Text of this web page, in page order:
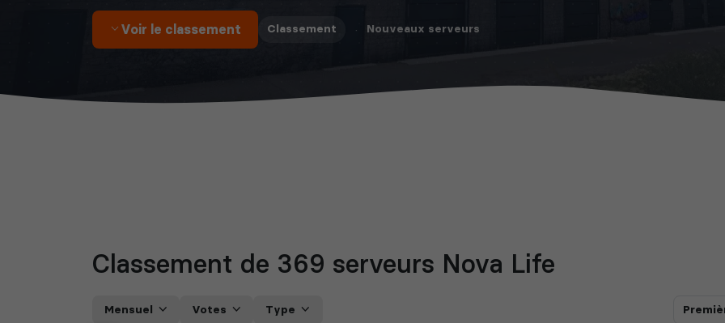
Voir le classement Classement · Nouveaux serveurs
Classement de 369 serveurs Nova Life
Mensuel Votes Type